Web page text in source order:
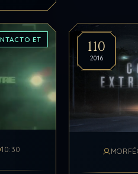
ET
10:30
110
2016